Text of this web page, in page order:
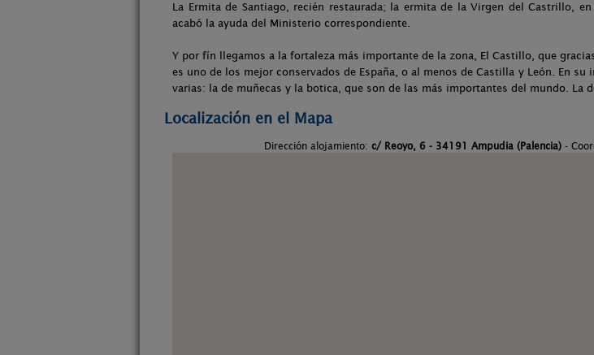
La Ermita de Santiago, recién restaurada; la ermita de la Virgen del Castrillo,
acabó la ayuda del Ministerio correspondiente.
Y por fín llegamos a la fortaleza más importante de la zona, El Castillo, que
es uno de los mejor conservados de España, o al menos de Castilla y León. En
varias: la de muñecas y la botica, que son de las más importantes del mundo. La
Localización en el Mapa
Dirección alojamiento: c/ Reoyo, 6 - 34191 Ampudia (Palencia) -